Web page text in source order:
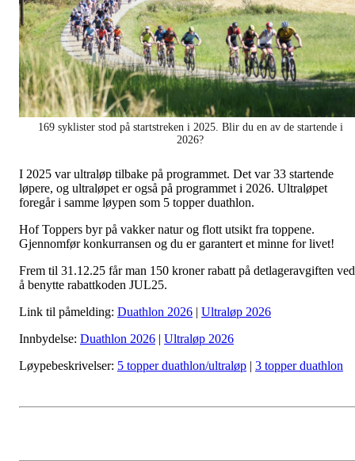
169 syklister stod på startstreken i 2025. Blir du en av de startende i
2026?
I 2025 var ultraløp tilbake på programmet. Det var 33 startende
løpere, og ultraløpet er også på programmet i 2026. Ultraløpet
foregår i samme løypen som 5 topper duathlon.
Hof Toppers byr på vakker natur og flott utsikt fra toppene.
Gjennomfør konkurransen og du er garantert et minne for livet!
Frem til 31.12.25 får man 150 kroner rabatt på detlageravgiften ved
å benytte rabattkoden JUL25.
Link til påmelding: Duathlon 2026 | Ultraløp 2026
Innbydelse: Duathlon 2026 | Ultraløp 2026
Løypebeskrivelser: 5 topper duathlon/ultraløp | 3 topper duathlon